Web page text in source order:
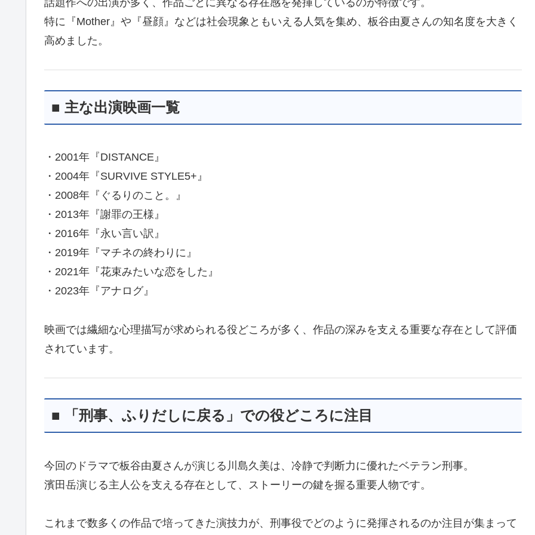
特に『Mother』や『昼顔』などは社会現象ともいえる人気を集め、板谷由夏さんの知名度を大きく
高めました。
■ 主な出演映画一覧
・2001年『DISTANCE』
・2004年『SURVIVE STYLE5+』
・2008年『ぐるりのこと。』
・2013年『謝罪の王様』
・2016年『永い言い訳』
・2019年『マチネの終わりに』
・2021年『花束みたいな恋をした』
・2023年『アナログ』
映画では繊細な心理描写が求められる役どころが多く、作品の深みを支える重要な存在として評価
されています。
■ 「刑事、ふりだしに戻る」での役どころに注目
今回のドラマで板谷由夏さんが演じる川島久美は、冷静で判断力に優れたベテラン刑事。
濱田岳演じる主人公を支える存在として、ストーリーの鍵を握る重要人物です。
これまで数多くの作品で培ってきた演技力が、刑事役でどのように発揮されるのか注目が集まって